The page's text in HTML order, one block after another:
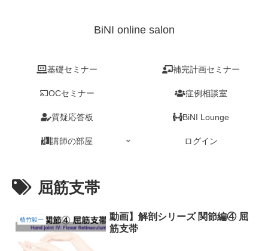
BiNI online salon
基礎セミナー 補完計画セミナー
OCセミナー 症例相談室
質疑応答板 BiNI Lounge
講師の部屋 ログイン
屈筋支帯
植竹駿一
動画】解剖シリーズ 関節編④ 屈
筋支帯